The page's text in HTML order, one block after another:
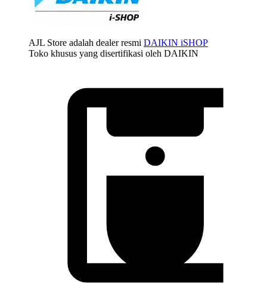
AJL Store adalah dealer resmi DAIKIN iSHOP
Toko khusus yang disertifikasi oleh DAIKIN